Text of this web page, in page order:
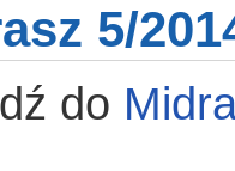
5/
do